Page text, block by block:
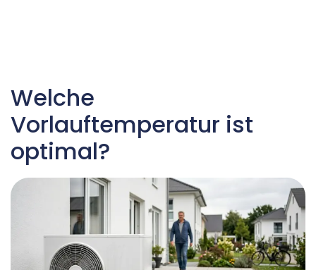
Welche
Vorlauftemperatur ist
optimal?